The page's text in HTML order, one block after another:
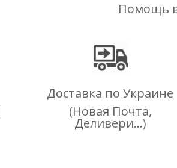
Помощь
Доставка по Украине
(Новая Почта,
Деливери...)